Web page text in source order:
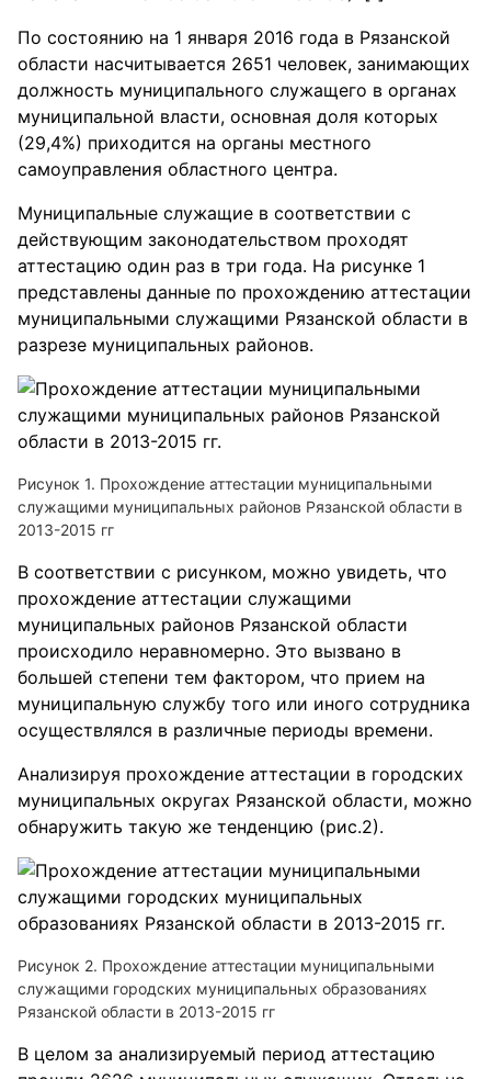
По состоянию на 1 января 2016 года в Рязанской
области насчитывается 2651 человек, занимающих
должность муниципального служащего в органах
муниципальной власти, основная доля которых
(29,4%) приходится на органы местного
самоуправления областного центра.
Муниципальные служащие в соответствии с
действующим законодательством проходят
аттестацию один раз в три года. На рисунке 1
представлены данные по прохождению аттестации
муниципальными служащими Рязанской области в
разрезе муниципальных районов.
Рисунок 1. Прохождение аттестации муниципальными
служащими муниципальных районов Рязанской области в
2013-2015 гг
В соответствии с рисунком, можно увидеть, что
прохождение аттестации служащими
муниципальных районов Рязанской области
происходило неравномерно. Это вызвано в
большей степени тем фактором, что прием на
муниципальную службу того или иного сотрудника
осуществлялся в различные периоды времени.
Анализируя прохождение аттестации в городских
муниципальных округах Рязанской области, можно
обнаружить такую же тенденцию (рис.2).
Рисунок 2. Прохождение аттестации муниципальными
служащими городских муниципальных образованиях
Рязанской области в 2013-2015 гг
В целом за анализируемый период аттестацию